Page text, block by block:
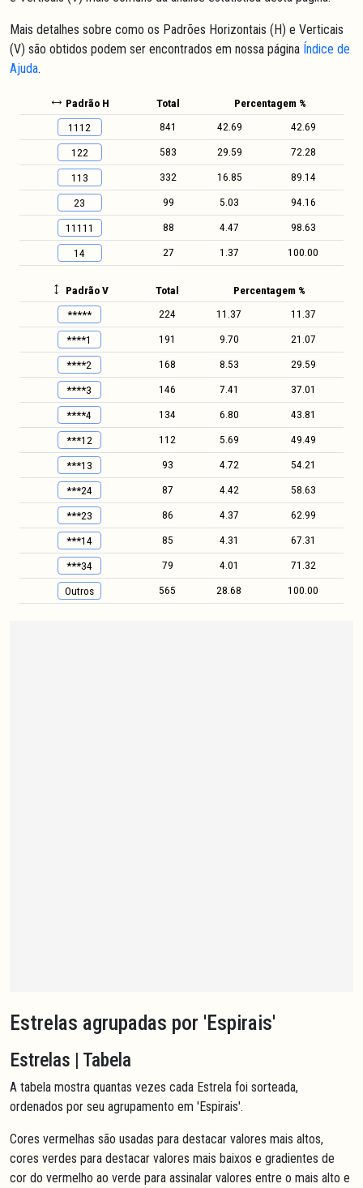
Mais detalhes sobre como os Padrões Horizontais (H) e Verticais
(V) são obtidos podem ser encontrados em nossa página Índice de
Ajuda.
Padrão H Total
Percentagem %
1112
841 42.69
42.69
122
583 29.59
72.28
113
332 16.85
89.14
23
99 5.03
94.16
11111
88 4.47
98.63
14
27 1.37 100.00
Padrão V Total
Percentagem %
*****
224 11.37
11.37
****1
191 9.70
21.07
****2
168 8.53
29.59
****3
146 7.41
37.01
****4
134 6.80
43.81
***12
112 5.69
49.49
***13
93 4.72
54.21
***24
87 4.42
58.63
***23
86 4.37
62.99
***14
85 4.31
67.31
***34
79 4.01
71.32
Outros
565 28.68 100.00
Estrelas agrupadas por 'Espirais'
Estrelas | Tabela
A tabela mostra quantas vezes cada Estrela foi sorteada,
ordenados por seu agrupamento em 'Espirais'.
Cores vermelhas são usadas para destacar valores mais altos,
cores verdes para destacar valores mais baixos e gradientes de
cor do vermelho ao verde para assinalar valores entre o mais alto e